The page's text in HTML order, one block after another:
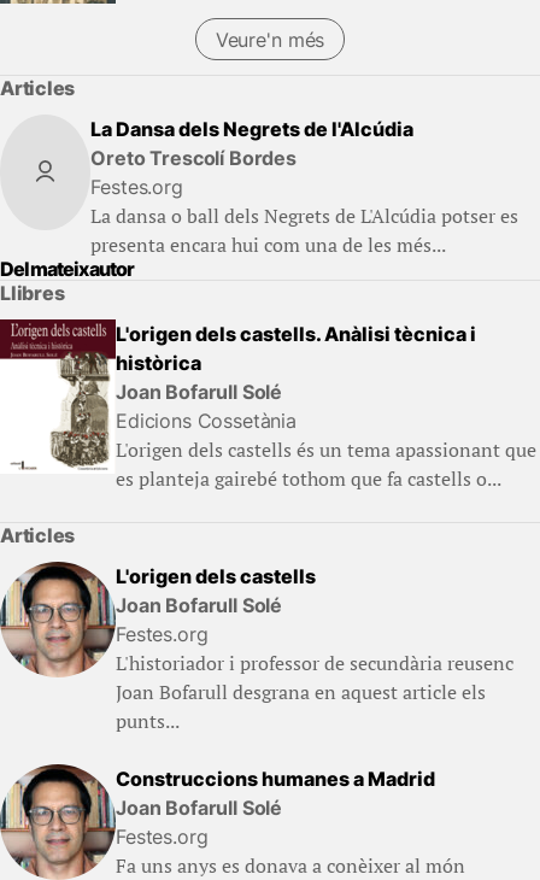
Veure'n més
Articles
La Dansa dels Negrets de l'Alcúdia
Oreto Trescolí Bordes
Festes.org
La dansa o ball dels Negrets de L'Alcúdia potser es
presenta encara hui com una de les més...
Del mateix autor
Llibres
L'origen dels castells. Anàlisi tècnica i
històrica
Joan Bofarull Solé
Edicions Cossetània
L'origen dels castells és un tema apassionant que
es planteja gairebé tothom que fa castells o...
Articles
L'origen dels castells
Joan Bofarull Solé
Festes.org
L'historiador i professor de secundària reusenc
Joan Bofarull desgrana en aquest article els
punts...
Construccions humanes a Madrid
Joan Bofarull Solé
Festes.org
Fa uns anys es donava a conèixer al món